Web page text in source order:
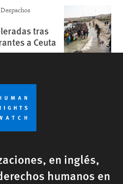
Despachos
tras
a Ceuta
en inglés,
humanos en